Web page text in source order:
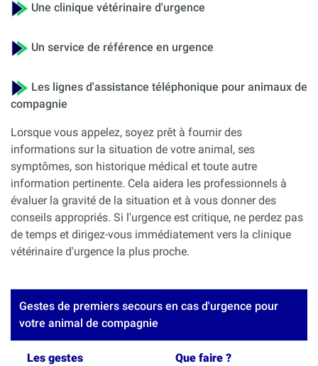
Une clinique vétérinaire d'urgence
Un service de référence en urgence
Les lignes d'assistance téléphonique pour animaux de
compagnie
Lorsque vous appelez, soyez prêt à fournir des
informations sur la situation de votre animal, ses
symptômes, son historique médical et toute autre
information pertinente. Cela aidera les professionnels à
évaluer la gravité de la situation et à vous donner des
conseils appropriés. Si l'urgence est critique, ne perdez pas
de temps et dirigez-vous immédiatement vers la clinique
vétérinaire d'urgence la plus proche.
Gestes de premiers secours en cas d'urgence pour
votre animal de compagnie
Les gestes Que faire ?